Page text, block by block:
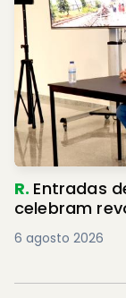
R. Entradas
celebram
6 agosto 2026